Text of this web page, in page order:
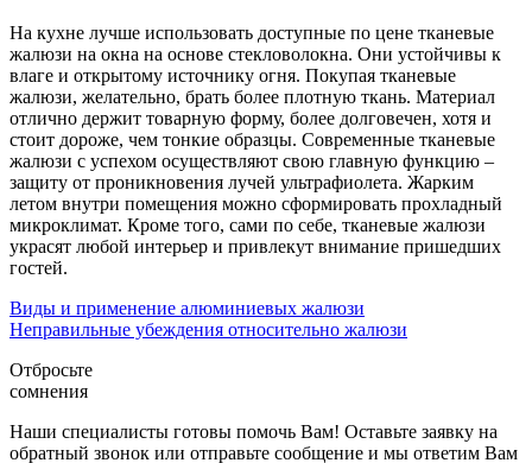
На кухне лучше использовать доступные по цене тканевые
жалюзи на окна на основе стекловолокна. Они устойчивы к
влаге и открытому источнику огня. Покупая тканевые
жалюзи, желательно, брать более плотную ткань. Материал
отлично держит товарную форму, более долговечен, хотя и
стоит дороже, чем тонкие образцы. Современные тканевые
жалюзи с успехом осуществляют свою главную функцию –
защиту от проникновения лучей ультрафиолета. Жарким
летом внутри помещения можно сформировать прохладный
микроклимат. Кроме того, сами по себе, тканевые жалюзи
украсят любой интерьер и привлекут внимание пришедших
гостей.
Виды и применение алюминиевых жалюзи
Неправильные убеждения относительно жалюзи
Отбросьте
сомнения
Наши специалисты готовы помочь Вам! Оставьте заявку на
обратный звонок или отправьте сообщение и мы ответим Вам